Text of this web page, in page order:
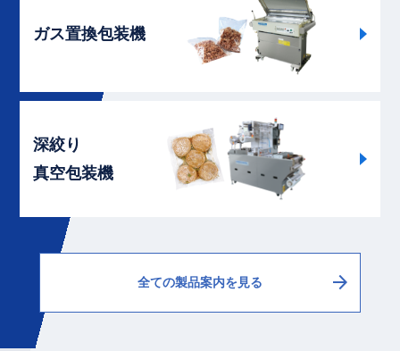
ガス置換包装機
深絞り
真空包装機
全ての製品案内を見る arrow_forward